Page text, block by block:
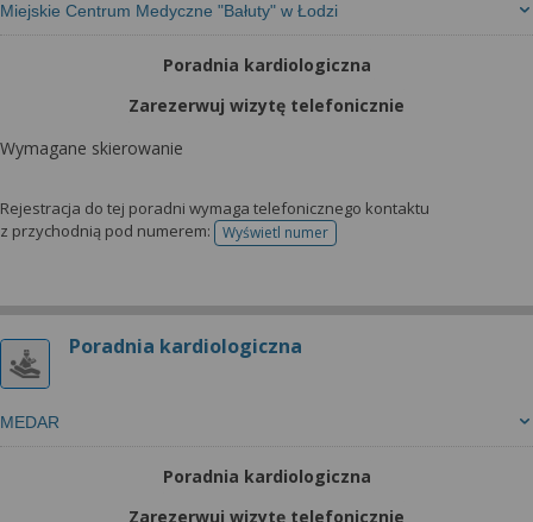
Miejskie Centrum Medyczne "Bałuty" w Łodzi
Poradnia kardiologiczna
Zarezerwuj wizytę telefonicznie
Wymagane skierowanie
Rejestracja do tej poradni wymaga telefonicznego kontaktu
z przychodnią pod numerem:
Wyświetl numertelefonu do rejestracji
Poradnia kardiologiczna
MEDAR
Poradnia kardiologiczna
Zarezerwuj wizytę telefonicznie